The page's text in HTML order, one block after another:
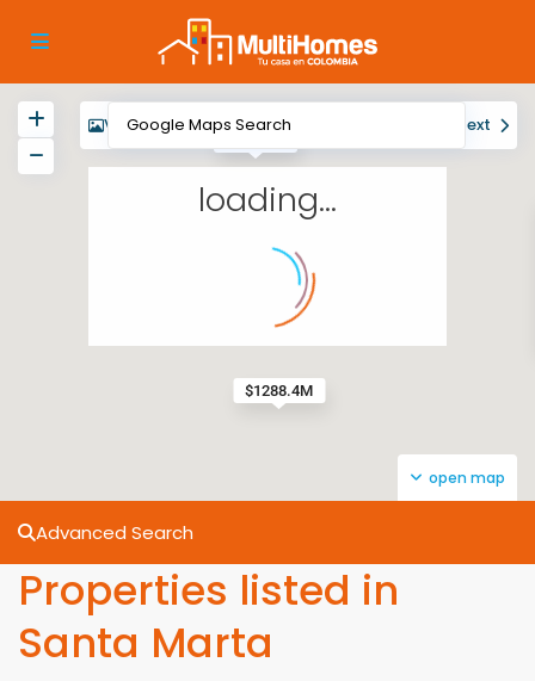
$1288.4M
loading...
open map
View My Location Next
Advanced Search
Properties listed in
Santa Marta